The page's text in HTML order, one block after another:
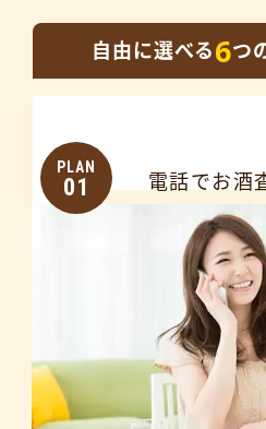
自由に選べる6つ
PLAN
01 電話でお酒